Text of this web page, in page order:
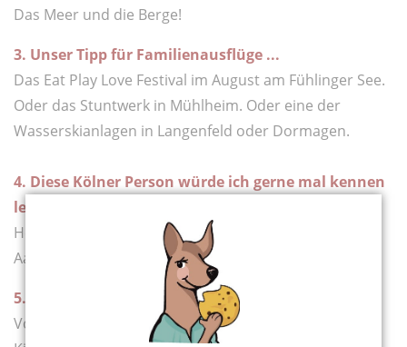
Das Meer und die Berge!
3. Unser Tipp für Familienausflüge ...
Das Eat Play Love Festival im August am Fühlinger See.
Oder das Stuntwerk in Mühlheim. Oder eine der
Wasserskianlagen in Langenfeld oder Dormagen.
4. Diese Kölner Person würde ich gerne mal kennen
lernen:
Henriette Reker - um sie davon zu überzeugen, in den
Aachener Weiher einen WakePark zu bauen.
5. Das letzte Mal haben wir so richtig gelacht ...
Vorhin, als Nalu sich unter einer gemeinen